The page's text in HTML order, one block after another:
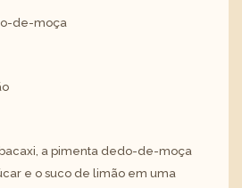
de-moça
a pimenta dedo-de-moça
e o suco de limão em uma